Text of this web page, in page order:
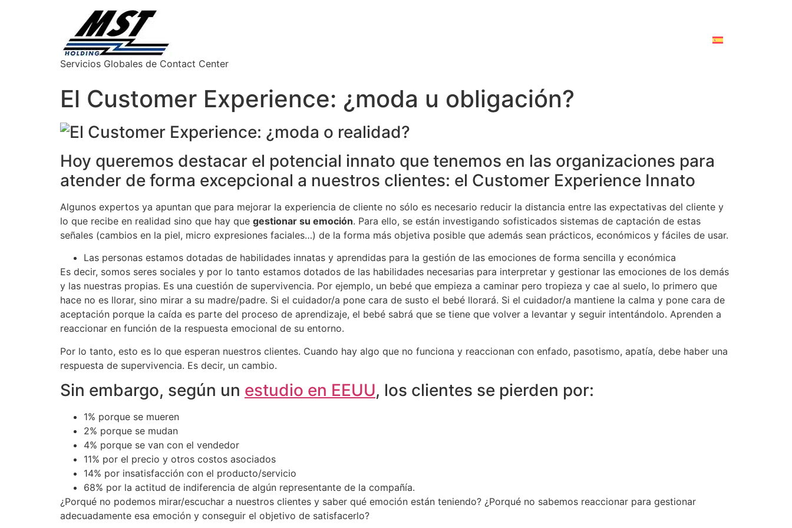
Servicios Globales de Contact Center
El Customer Experience: ¿moda u obligación?
Hoy queremos destacar el potencial innato que tenemos en las organizaciones para
atender de forma excepcional a nuestros clientes: el Customer Experience Innato
Algunos expertos ya apuntan que para mejorar la experiencia de cliente no sólo es necesario reducir la distancia entre las expectativas del cliente y
lo que recibe en realidad sino que hay que gestionar su emoción. Para ello, se están investigando sofisticados sistemas de captación de estas
señales (cambios en la piel, micro expresiones faciales…) de la forma más objetiva posible que además sean prácticos, económicos y fáciles de usar.
Las personas estamos dotadas de habilidades innatas y aprendidas para la gestión de las emociones de forma sencilla y económica
Es decir, somos seres sociales y por lo tanto estamos dotados de las habilidades necesarias para interpretar y gestionar las emociones de los demás
y las nuestras propias. Es una cuestión de supervivencia. Por ejemplo, un bebé que empieza a caminar pero tropieza y cae al suelo, lo primero que
hace no es llorar, sino mirar a su madre/padre. Si el cuidador/a pone cara de susto el bebé llorará. Si el cuidador/a mantiene la calma y pone cara de
aceptación porque la caída es parte del proceso de aprendizaje, el bebé sabrá que se tiene que volver a levantar y seguir intentándolo. Aprenden a
reaccionar en función de la respuesta emocional de su entorno.
Por lo tanto, esto es lo que esperan nuestros clientes. Cuando hay algo que no funciona y reaccionan con enfado, pasotismo, apatía, debe haber una
respuesta de supervivencia. Es decir, un cambio.
Sin embargo, según un estudio en EEUU, los clientes se pierden por:
1% porque se mueren
2% porque se mudan
4% porque se van con el vendedor
11% por el precio y otros costos asociados
14% por insatisfacción con el producto/servicio
68% por la actitud de indiferencia de algún representante de la compañía.
¿Porqué no podemos mirar/escuchar a nuestros clientes y saber qué emoción están teniendo? ¿Porqué no sabemos reaccionar para gestionar
adecuadamente esa emoción y conseguir el objetivo de satisfacerlo?